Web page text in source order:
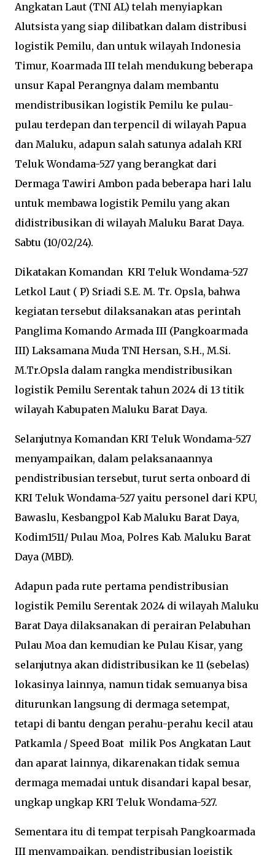
Angkatan Laut (TNI AL) telah menyiapkan
Alutsista yang siap dilibatkan dalam distribusi
logistik Pemilu, dan untuk wilayah Indonesia
Timur, Koarmada III telah mendukung beberapa
unsur Kapal Perangnya dalam membantu
mendistribusikan logistik Pemilu ke pulau-
pulau terdepan dan terpencil di wilayah Papua
dan Maluku, adapun salah satunya adalah KRI
Teluk Wondama-527 yang berangkat dari
Dermaga Tawiri Ambon pada beberapa hari lalu
untuk membawa logistik Pemilu yang akan
didistribusikan di wilayah Maluku Barat Daya.
Sabtu (10/02/24).
Dikatakan Komandan KRI Teluk Wondama-527
Letkol Laut ( P) Sriadi S.E. M. Tr. Opsla, bahwa
kegiatan tersebut dilaksanakan atas perintah
Panglima Komando Armada III (Pangkoarmada
III) Laksamana Muda TNI Hersan, S.H., M.Si.
M.Tr.Opsla dalam rangka mendistribusikan
logistik Pemilu Serentak tahun 2024 di 13 titik
wilayah Kabupaten Maluku Barat Daya.
Selanjutnya Komandan KRI Teluk Wondama-527
menyampaikan, dalam pelaksanaannya
pendistribusian tersebut, turut serta onboard di
KRI Teluk Wondama-527 yaitu personel dari KPU,
Bawaslu, Kesbangpol Kab Maluku Barat Daya,
Kodim1511/ Pulau Moa, Polres Kab. Maluku Barat
Daya (MBD).
Adapun pada rute pertama pendistribusian
logistik Pemilu Serentak 2024 di wilayah Maluku
Barat Daya dilaksanakan di perairan Pelabuhan
Pulau Moa dan kemudian ke Pulau Kisar, yang
selanjutnya akan didistribusikan ke 11 (sebelas)
lokasinya lainnya, namun tidak semuanya bisa
diturunkan langsung di dermaga setempat,
tetapi di bantu dengan perahu-perahu kecil atau
Patkamla / Speed Boat milik Pos Angkatan Laut
dan aparat lainnya, dikarenakan tidak semua
dermaga memadai untuk disandari kapal besar,
ungkap ungkap KRI Teluk Wondama-527.
Sementara itu di tempat terpisah Pangkoarmada
III menyampaikan, pendistribusian logistik